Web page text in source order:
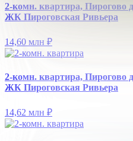
2-комн. квартира, Пирогово
ЖК Пироговская Ривьера
14,60 млн ₽
2-комн. квартира, Пирогово
ЖК Пироговская Ривьера
14,62 млн ₽